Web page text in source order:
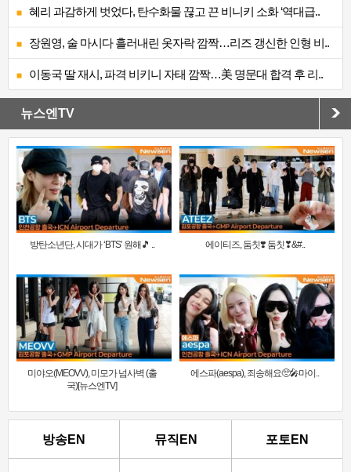
혜리 과감하게 벗었다, 탄수화물 끊고 끈 비니키 소화 ‘역대급..
장원영, 술 마시다 흘러내린 옷자락 깜짝…리즈 갱신한 인형 비..
이동국 딸 재시, 파격 비키니 자태 깜짝…美 명문대 합격 후 리..
뉴스엔TV
방탄소년단, 시대가 ‘BTS’ 원해🎵 .. 에이티즈, 둠칫❣️ 둠칫❣&#..
미야오(MEOVV), 미모가 넘사벽 (출
국)[뉴스엔TV]
에스파(aespa), 죄송해요🥺🎤마이..
방송EN 뮤직EN 포토EN